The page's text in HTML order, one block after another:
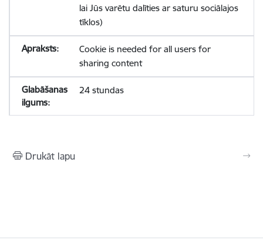
lai Jūs varētu dalīties ar saturu sociālajos
tīklos)
Cookie is needed for all users for
sharing content
24 stundas
Drukāt lapu